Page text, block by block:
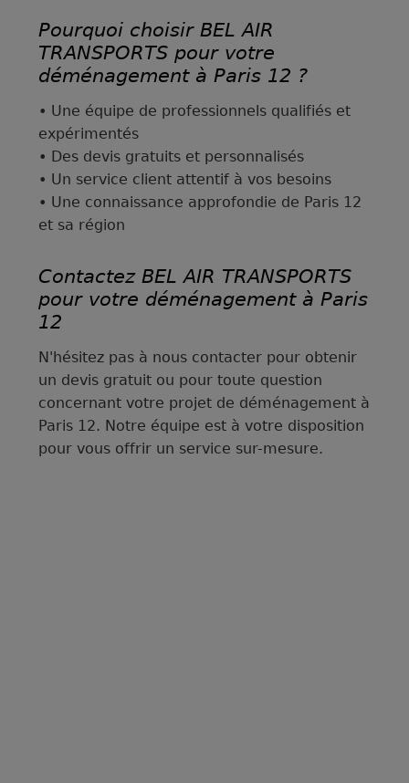
Pourquoi choisir BEL AIR
TRANSPORTS pour votre
déménagement à Paris 12 ?
• Une équipe de professionnels qualifiés et
expérimentés
• Des devis gratuits et personnalisés
• Un service client attentif à vos besoins
• Une connaissance approfondie de Paris 12
et sa région
Contactez BEL AIR TRANSPORTS
pour votre déménagement à Paris
12
N'hésitez pas à nous contacter pour obtenir
un devis gratuit ou pour toute question
concernant votre projet de déménagement à
Paris 12. Notre équipe est à votre disposition
pour vous offrir un service sur-mesure.